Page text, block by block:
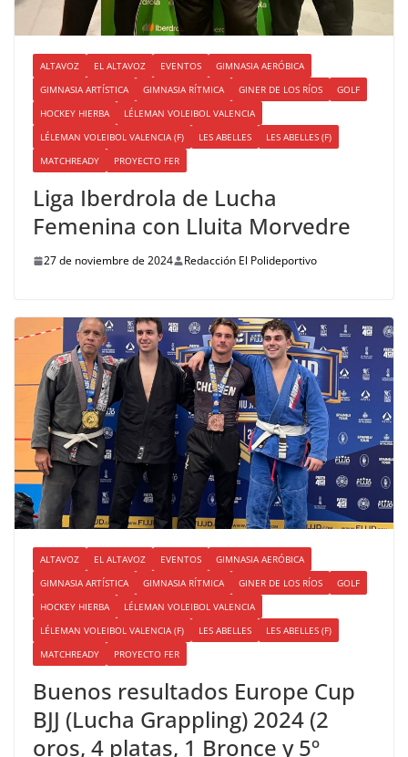
ALTAVOZ EL ALTAVOZ EVENTOS
GIMNASIA AERÓBICA
GIMNASIA ARTÍSTICA
GIMNASIA RÍTMICA GINER DE LOS RÍOS
GOLF
HOCKEY HIERBA
LÉLEMAN VOLEIBOL VALENCIA
LÉLEMAN VOLEIBOL VALENCIA (F)
LES ABELLES
LES ABELLES (F)
MATCHREADY
PROYECTO FER
Liga Iberdrola de Lucha
Femenina con Lluita Morvedre
27 de noviembre de 2024 Redacción El Polideportivo
ALTAVOZ EL ALTAVOZ EVENTOS
GIMNASIA AERÓBICA
GIMNASIA ARTÍSTICA
GIMNASIA RÍTMICA GINER DE LOS RÍOS
GOLF
HOCKEY HIERBA
LÉLEMAN VOLEIBOL VALENCIA
LÉLEMAN VOLEIBOL VALENCIA (F)
LES ABELLES
LES ABELLES (F)
MATCHREADY
PROYECTO FER
Buenos resultados Europe Cup
BJJ (Lucha Grappling) 2024 (2
oros, 4 platas, 1 Bronce y 5º